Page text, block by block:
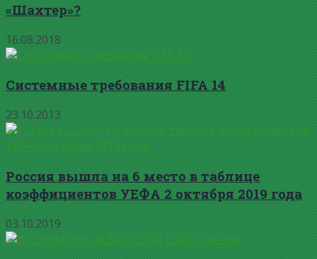
«Шахтер»?
16.08.2018
Системные требования FIFA 14
23.10.2013
Россия вышла на 6 место в таблице
коэффициентов УЕФА 2 октября 2019 года
03.10.2019